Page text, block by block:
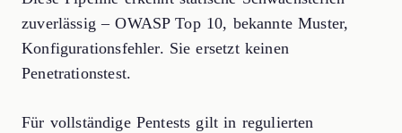
zuverlässig – OWASP Top 10, bekannte Muster,
Konfigurationsfehler. Sie ersetzt keinen
Penetrationstest.
Für vollständige Pentests gilt in regulierten